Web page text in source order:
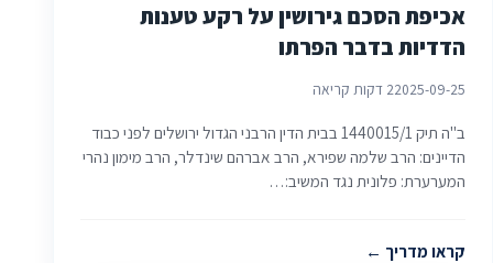
אכיפת הסכם גירושין על רקע טענות
הדדיות בדבר הפרתו
2025-09-252 דקות קריאה
ב"ה תיק 1440015/1 בבית הדין הרבני הגדול ירושלים לפני כבוד
הדיינים: הרב שלמה שפירא, הרב אברהם שינדלר, הרב מימון נהרי
המערערת: פלונית נגד המשיב:…
קראו מדריך